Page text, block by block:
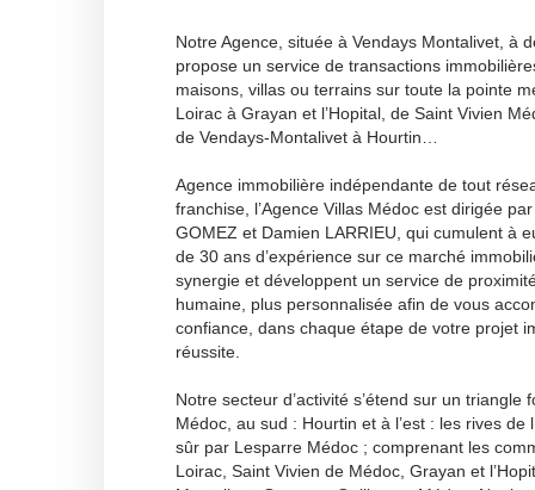
Notre Agence, située à Vendays Montalivet, à
propose un service de transactions
maisons, villas ou terrains sur toute la pointe
Loirac à Grayan et l’Hopital, de Saint Vivien
de Vendays-Montalivet à Hourtin…
Agence immobilière indépendante de tout
franchise, l’Agence Villas Médoc est dirigée
GOMEZ et Damien LARRIEU, qui cumulent à
de 30 ans d’expérience sur ce marché
synergie et développent un service de
humaine, plus personnalisée afin de vous
confiance, dans chaque étape de votre projet
réussite.
Notre secteur d’activité s’étend sur un
Médoc, au sud : Hourtin et à l’est : les rives de
sûr par Lesparre Médoc ; comprenant les
Loirac, Saint Vivien de Médoc, Grayan et